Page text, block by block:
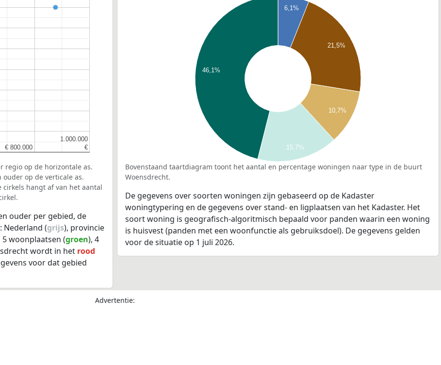
€ 800.000
€ 800.000 €
€
1.000.000
1.000.000
regio op de horizontale as.
op de verticale as.
cirkels hangt af van het aantal
ouder per gebied, de
Nederland (grijs), provincie
5 woonplaatsen (groen), 4
wordt in het rood
voor dat gebied
6,1%
21,5%
10,7%
46,1%
15,7%
Bovenstaand taartdiagram toont het aantal en percentage woningen naar type in de buurt
Woensdrecht.
De gegevens over soorten woningen zijn gebaseerd op de Kadaster
woningtypering en de gegevens over stand- en ligplaatsen van het Kadaster. Het
soort woning is geografisch-algoritmisch bepaald voor panden waarin een woning
is huisvest (panden met een woonfunctie als gebruiksdoel). De gegevens gelden
voor de situatie op 1 juli 2026.
Advertentie: